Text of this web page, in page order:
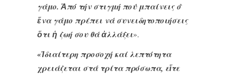
γάμο. Ἀπό τήν στιγμή πού μπαίνεις σ̉
ἕνα γάμο πρέπει νά συνειδητοποιήσεις
ὅτι ἡ ζωή σου θά ἀλλάξει».
«Ἰδιαίτερη προσοχή καί λεπτότητα
χρειάζεται στά τρίτα πρόσωπα, εἴτε